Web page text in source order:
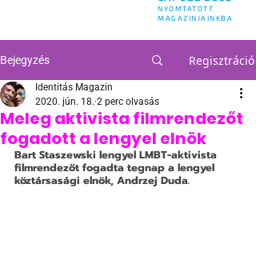
NYOMTATOTT
MAGAZINJAINKBA
Bejegyzés Regisztráció
Meleg aktivista filmrendezőt
fogadott a lengyel elnök
Identitás Magazin
2020. jún. 18. 2 perc olvasás
Bart Staszewski lengyel LMBT-aktivista
filmrendezőt fogadta tegnap a lengyel
köztársasági elnök, Andrzej Duda.